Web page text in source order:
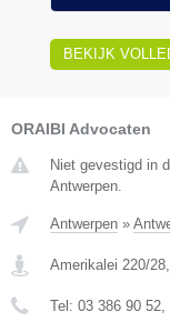
BEKIJK
ORAIBI Advocaten
Niet gevestigd in
Antwerpen.
Antwerpen »
Amerikalei 220/28,
Tel: 03 386 90 52,